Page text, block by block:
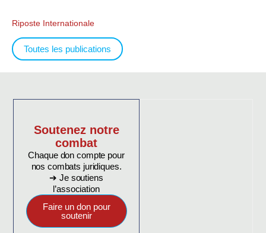
Riposte Internationale
Toutes les publications
Soutenez notre
combat
Chaque don compte pour
nos combats juridiques.
➔ Je soutiens
l’association
Faire un don pour
soutenir